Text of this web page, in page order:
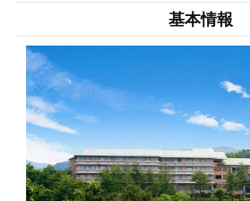
基本情報